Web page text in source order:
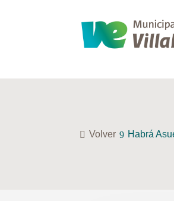
Volver Habrá